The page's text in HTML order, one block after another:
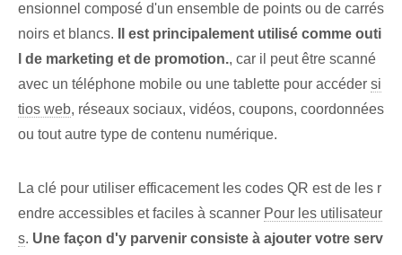
ensionnel composé d'un ensemble de points ou de carrés
noirs et blancs.‍
Il est principalement utilisé comme outi
l de marketing et de promotion., car il peut être scanné
avec un téléphone mobile ⁤ou une tablette pour ‌accéder si
tios web, réseaux sociaux, vidéos, coupons, coordonnées
ou tout autre type de contenu numérique.
La clé‌ pour utiliser efficacement les codes QR est de les r
endre accessibles et faciles à scanner Pour les utilisateur
s. Une façon d'y parvenir consiste à ajouter votre serv